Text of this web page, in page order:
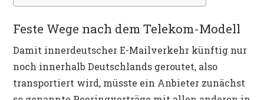
Feste Wege nach dem Telekom-Modell
Damit innerdeutscher E-Mailverkehr künftig nur
noch innerhalb Deutschlands geroutet, also
transportiert wird, müsste ein Anbieter zunächst